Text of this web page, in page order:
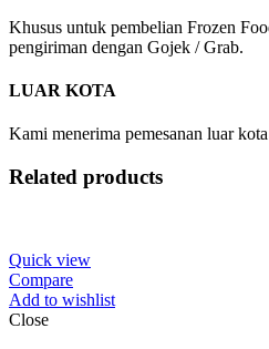
Khusus untuk pembelian Frozen
pengiriman dengan Gojek / Grab.
LUAR KOTA
Kami menerima pemesanan luar
Related products
Quick view
Compare
Add to wishlist
Close